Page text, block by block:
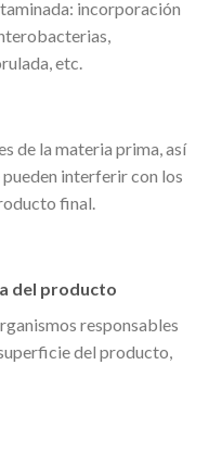
incorporación
etc.
de la materia prima, así
interferir con los
final.
del producto
responsables
del producto,